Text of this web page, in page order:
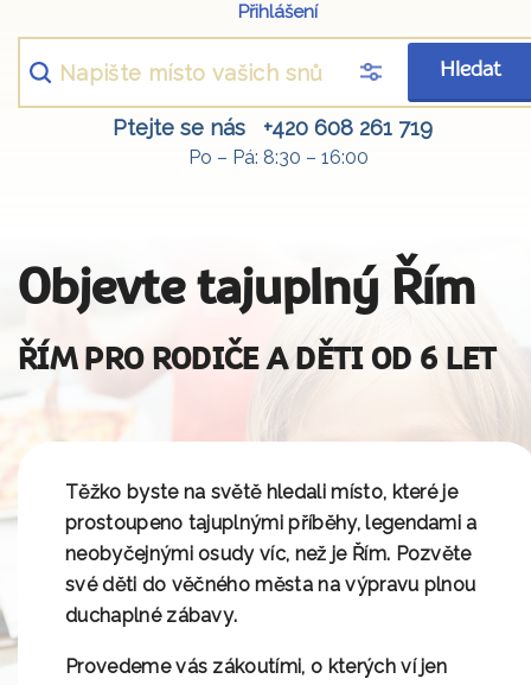
Přihlášení
Hledat
Ptejte se nás +420 608 261 719
Po – Pá: 8:30 – 16:00
Objevte tajuplný Řím
ŘÍM PRO RODIČE A DĚTI OD 6 LET
Těžko byste na světě hledali místo, které je
prostoupeno tajuplnými příběhy, legendami a
neobyčejnými osudy víc, než je Řím. Pozvěte
své děti do věčného městana výpravu plnou
duchaplné zábavy.
Provedeme vás zákoutími, o kterých ví jen